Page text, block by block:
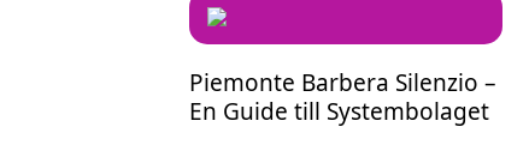
Piemonte Barbera Silenzio –
En Guide till Systembolaget